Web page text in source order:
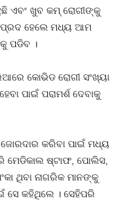
ଏବଂ ଖୁବ କମ୍‌ ରୋଗୀଙ୍କୁ
ହେଲେ ମଧ୍ୟ ଆମ
ପଡିବ ।
କୋଭିଡ ରୋଗୀ ସଂଖ୍ୟା
ପାଇଁ ପରାମର୍ଶ ଦେବାକୁ
କରିବା ପାଇଁ ମଧ୍ୟ
ମେଡିକାଲ ଷ୍ଟାଫ, ପୋଲିସ,
ଥିବା ନାଗରିକ ମାନଙ୍କୁ
ସେ କହିଥିଲେ । ସେହିପରି